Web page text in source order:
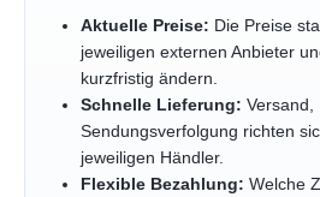
Aktuelle Preise: Die Preise
jeweiligen externen Anbieter
kurzfristig ändern.
Schnelle Lieferung: Versand,
Sendungsverfolgung richten
jeweiligen Händler.
Flexible Bezahlung: Welche